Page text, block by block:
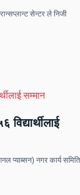
सेन्टर ले निजी
प्याब्सन) नगर कार्य समिति